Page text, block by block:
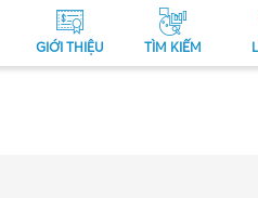
GIỚI THIỆU TÌM KIẾM